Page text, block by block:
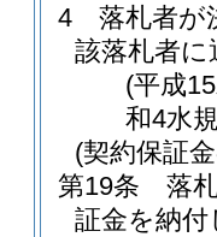
4
落札者が
該落札者
(平成
和4水
(契約保証
第19条
落
証金を納